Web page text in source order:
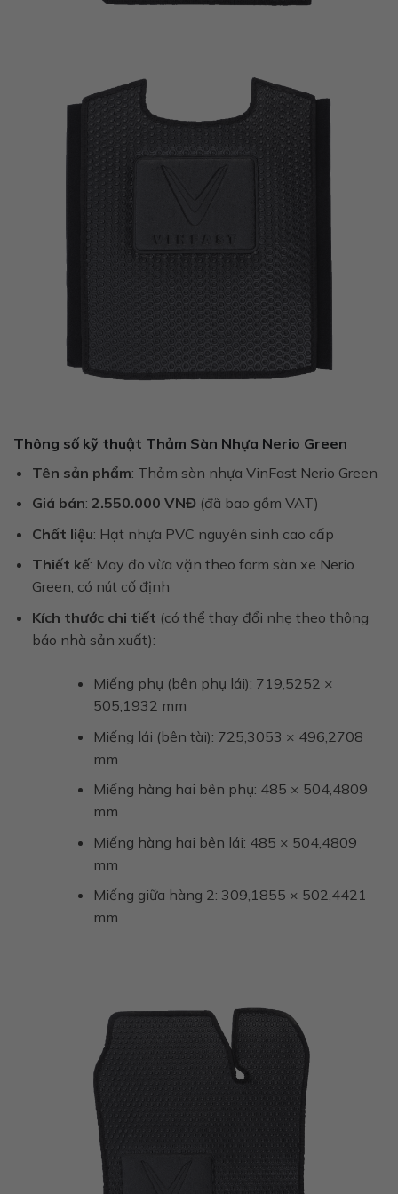
Thông số kỹ thuật Thảm Sàn Nhựa Nerio Green
Tên sản phẩm: Thảm sàn nhựa VinFast Nerio Green
Giá bán: 2.550.000 VNĐ(đã bao gồm VAT)
Chất liệu: Hạt nhựa PVC nguyên sinh cao cấp
Thiết kế: May đo vừa vặn theo form sàn xe Nerio
Green, có nút cố định
Kích thước chi tiết (có thể thay đổi nhẹ theo thông
báo nhà sản xuất):
Miếng phụ (bên phụ lái): 719,5252 ×
505,1932 mm
Miếng lái (bên tài): 725,3053 × 496,2708
mm
Miếng hàng hai bên phụ: 485 × 504,4809
mm
Miếng hàng hai bên lái: 485 × 504,4809
mm
Miếng giữa hàng 2: 309,1855 × 502,4421
mm